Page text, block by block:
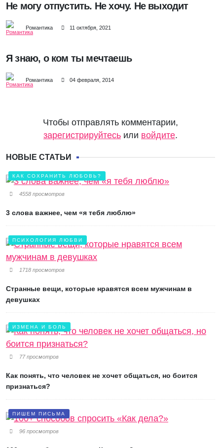
Не могу отпустить. Не хочу. Не выходит
Романтика 11 октября, 2021
Я знаю, о ком ты мечтаешь
Романтика 04 февраля, 2014
Чтобы отправлять комментарии,
зарегистрируйтесь или войдите.
НОВЫЕ СТАТЬИ
КАК СОХРАНИТЬ ЛЮБОВЬ?
4558 просмотров
3 слова важнее, чем «я тебя люблю»
ПСИХОЛОГИЯ ЛЮБВИ
1718 просмотров
Странные вещи, которые нравятся всем мужчинам в
девушках
ИЗМЕНА И БОЛЬ
77 просмотров
Как понять, что человек не хочет общаться, но боится
признаться?
ПИШЕМ ПИСЬМА
96 просмотров